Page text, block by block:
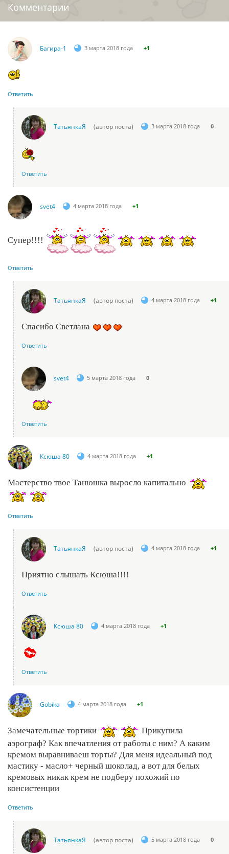
Комментарии
Багира-1 3 марта 2018 года +1
Ответить
ТатьянкаЯ (автор поста) 3 марта 2018 года 0
Ответить
svet4 4 марта 2018 года +1
Супер!!!!
Ответить
ТатьянкаЯ (автор поста) 4 марта 2018 года +1
Спасибо Светлана
Ответить
svet4 5 марта 2018 года 0
Ответить
Ксюша 80 4 марта 2018 года +1
Мастерство твое Танюшка выросло капитально
Ответить
ТатьянкаЯ (автор поста) 4 марта 2018 года +1
Приятно слышать Ксюша!!!!
Ответить
Ксюша 80 4 марта 2018 года +1
Ответить
Gobika 4 марта 2018 года +1
Замечательные тортики
Прикупила
аэрограф? Как впечатления от работы с ним? А каким
кремом выравниваеш торты? Для меня идеальный под
мастику - масло+ черный шоколад, а вот для белых
кремовых никак крем не подберу похожий по
консистенции
Ответить
ТатьянкаЯ (автор поста) 5 марта 2018 года 0